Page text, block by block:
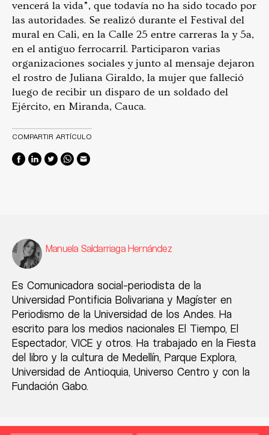
vencerá la vida”, que todavía no ha sido tocado por
las autoridades. Se realizó durante el Festival del
mural en Cali, en la Calle 25 entre carreras 1a y 5a,
en el antiguo ferrocarril. Participaron varias
organizaciones sociales y junto al mensaje dejaron
el rostro de Juliana Giraldo, la mujer que falleció
luego de recibir un disparo de un soldado del
Ejército, en Miranda, Cauca.
COMPARTIR ARTÍCULO
Manuela Saldarriaga Hernández
Es Comunicadora social-periodista de la
Universidad Pontificia Bolivariana y Magíster en
Periodismo de la Universidad de los Andes. Ha
escrito para los medios nacionales El Tiempo, El
Espectador, VICE y otros. Ha trabajado en la Fiesta
del libro y la cultura de Medellín, Parque Explora,
Universidad de Antioquia, Universo Centro y con la
Fundación Gabo.